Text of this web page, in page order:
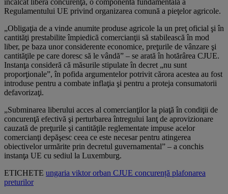
Regulamentului UE privind organizarea comună a pieţelor agricole.
„Obligaţia de a vinde anumite produse agricole la un preţ oficial şi în
cantităţi prestabilite împiedică comercianţii să stabilească în mod
liber, pe baza unor considerente economice, preţurile de vânzare şi
cantităţile pe care doresc să le vândă” – se arată în hotărârea CJUE.
Instanţa consideră că măsurile stipulate în decret „nu sunt
proporţionale”, în pofida argumentelor potrivit cărora acestea au fost
introduse pentru a combate inflaţia şi pentru a proteja consumatorii
defavorizaţi.
„Subminarea liberului acces al comercianţilor la piaţă în condiţii de
concurenţă efectivă şi perturbarea întregului lanţ de aprovizionare
cauzată de preţurile şi cantităţile reglementate impuse acelor
comercianţi depăşesc ceea ce este necesar pentru atingerea
obiectivelor urmărite prin decretul guvernamental” – a conchis
instanţa UE cu sediul la Luxemburg.
ETICHETE ungaria viktor orban CJUE concurență plafonarea
preturilor